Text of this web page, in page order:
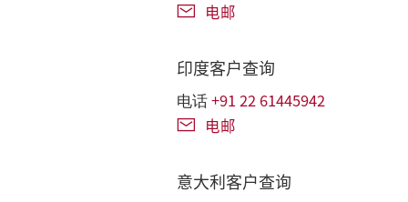
电邮
印度客户查询
电话 +91 22 61445942
电邮
意大利客户查询